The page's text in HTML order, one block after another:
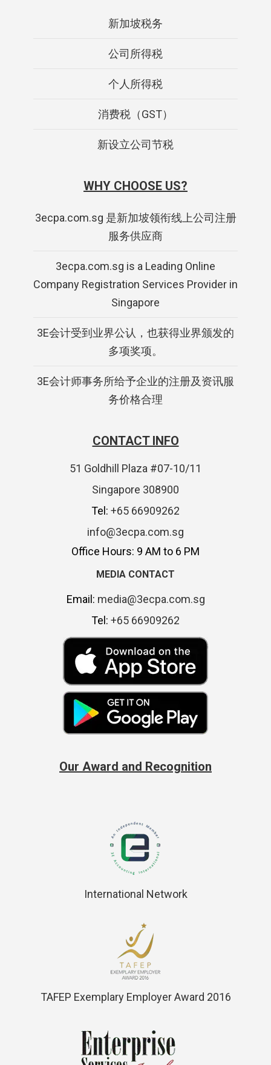
新加坡税务
公司所得税
个人所得税
消费税（GST）
新设立公司节税
WHY CHOOSE US?
3ecpa.com.sg 是新加坡领衔线上公司注册
服务供应商
3ecpa.com.sg is a Leading Online
Company Registration Services Provider in
Singapore
3E会计受到业界公认，也获得业界颁发的
多项奖项。
3E会计师事务所给予企业的注册及资讯服
务价格合理
CONTACT INFO
51 Goldhill Plaza #07-10/11
Singapore 308900
Tel: +65 66909262
info@3ecpa.com.sg
Office Hours: 9 AM to 6 PM
MEDIA CONTACT
Email: media@3ecpa.com.sg
Tel: +65 66909262
Our Award and Recognition
International Network
TAFEP Exemplary Employer Award 2016